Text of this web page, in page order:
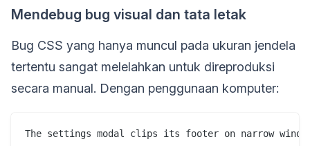
Mendebug bug visual dan tata letak
Bug CSS yang hanya muncul pada ukuran jendela
tertentu sangat melelahkan untuk direproduksi
secara manual. Dengan penggunaan komputer:
The settings modal clips its footer on narrow